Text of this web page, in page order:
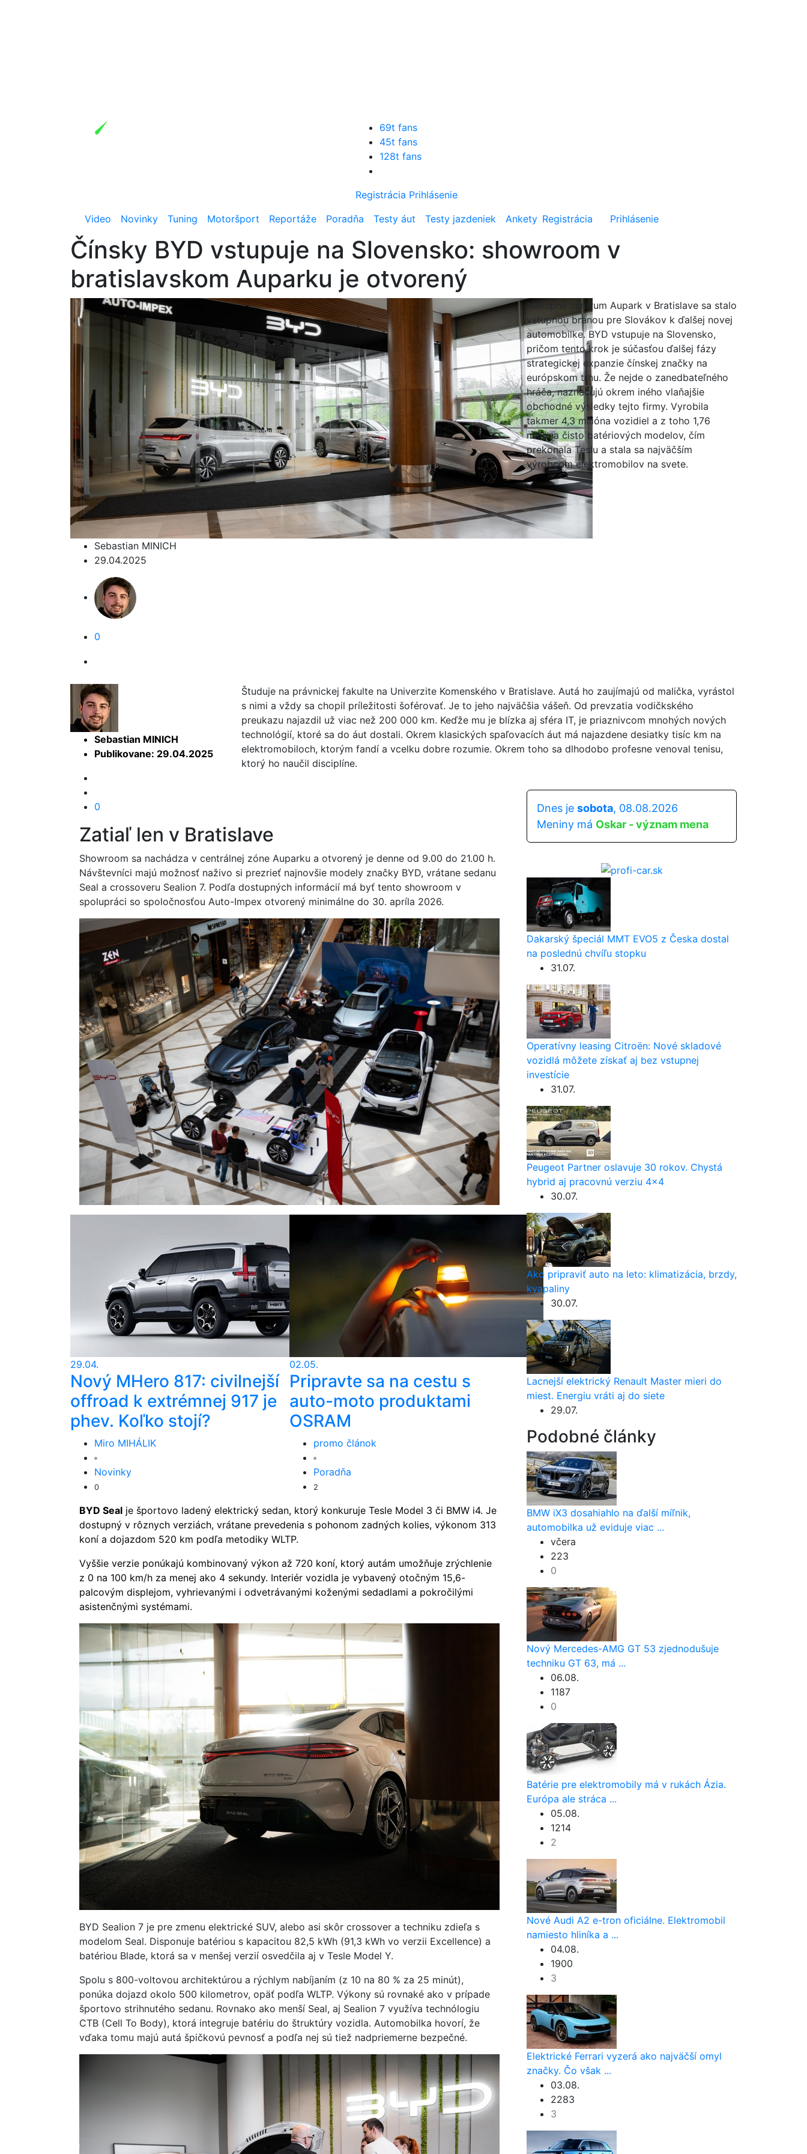
69t fans
45t fans
128t fans
Registrácia Prihlásenie
Video
Novinky Tuning Motoršport Reportáže Poradňa Testy áut Testy jazdeniek Ankety Registrácia Prihlásenie
Čínsky BYD vstupuje na Slovensko: showroom v
bratislavskom Auparku je otvorený
Sebastian MINICH
29.04.2025
0
Nákupné centrum Aupark v Bratislave sa stalo
vstupnou bránou pre Slovákov k ďalšej novej
automobilke. BYD vstupuje na Slovensko,
pričom tento krok je súčasťou ďalšej fázy
strategickej expanzie čínskej značky na
európskom trhu. Že nejde o zanedbateľného
hráča, naznačujú okrem iného vlaňajšie
obchodné výsledky tejto firmy. Vyrobila
takmer 4,3 milióna vozidiel a z toho 1,76
milióna čisto batériových modelov, čím
prekonala Teslu a stala sa najväčším
výrobcom elektromobilov na svete.
Sebastian MINICH
Publikovane: 29.04.2025
Študuje na právnickej fakulte na Univerzite Komenského v Bratislave. Autá ho zaujímajú od malička, vyrástol
s nimi a vždy sa chopil príležitosti šoférovať. Je to jeho najväčšia vášeň. Od prevzatia vodičkského
preukazu najazdil už viac než 200 000 km. Keďže mu je blízka aj sféra IT, je priaznivcom mnohých nových
technológií, ktoré sa do áut dostali. Okrem klasických spaľovacích áut má najazdene desiatky tisíc km na
elektromobiloch, ktorým fandí a vcelku dobre rozumie. Okrem toho sa dlhodobo profesne venoval tenisu,
ktorý ho naučil disciplíne.
0
Zatiaľ len v Bratislave
Showroom sa nachádza v centrálnej zóne Auparku a otvorený je denne od 9.00 do 21.00 h.
Návštevníci majú možnosť naživo si prezrieť najnovšie modely značky BYD, vrátane sedanu
Seal a crossoveru Sealion 7. Podľa dostupných informácií má byť tento showroom v
spolupráci so spoločnosťou Auto-Impex otvorený minimálne do 30. apríla 2026.
29.04.
Nový MHero 817: civilnejší
offroad k extrémnej 917 je
phev. Koľko stojí?
Miro MIHÁLIK
Novinky
0
02.05.
Pripravte sa na cestu s
auto-moto produktami
OSRAM
promo článok
Poradňa
2
BYD Seal je športovo ladený elektrický sedan, ktorý konkuruje Tesle Model 3 či BMW i4. Je
dostupný v rôznych verziách, vrátane prevedenia s pohonom zadných kolies, výkonom 313
koní a dojazdom 520 km podľa metodiky WLTP.
Vyššie verzie ponúkajú kombinovaný výkon až 720 koní, ktorý autám umožňuje zrýchlenie
z 0 na 100 km/h za menej ako 4 sekundy. Interiér vozidla je vybavený otočným 15,6-
palcovým displejom, vyhrievanými i odvetrávanými koženými sedadlami a pokročilými
asistenčnými systémami.
BYD Sealion 7 je pre zmenu elektrické SUV, alebo asi skôr crossover a techniku zdieľa s
modelom Seal. Disponuje batériou s kapacitou 82,5 kWh (91,3 kWh vo verzii Excellence) a
batériou Blade, ktorá sa v menšej verzií osvedčila aj v Tesle Model Y.
Spolu s 800-voltovou architektúrou a rýchlym nabíjaním (z 10 na 80 % za 25 minút),
ponúka dojazd okolo 500 kilometrov, opäť podľa WLTP. Výkony sú rovnaké ako v prípade
športovo strihnutého sedanu. Rovnako ako menší Seal, aj Sealion 7 využíva technólogiu
CTB (Cell To Body), ktorá integruje batériu do štruktúry vozidla. Automobilka hovorí, že
vďaka tomu majú autá špičkovú pevnosť a podľa nej sú tiež nadpriemerne bezpečné.
Dnes je sobota, 08.08.2026
Meniny má Oskar - význam mena
Dakarský špeciál MMT EVO5 z Česka dostal
na poslednú chvíľu stopku
31.07.
Operatívny leasing Citroën: Nové skladové
vozidlá môžete získať aj bez vstupnej
investície
31.07.
Peugeot Partner oslavuje 30 rokov. Chystá
hybrid aj pracovnú verziu 4×4
30.07.
Ako pripraviť auto na leto: klimatizácia, brzdy,
kvapaliny
30.07.
Lacnejší elektrický Renault Master mieri do
miest. Energiu vráti aj do siete
29.07.
Podobné články
BMW iX3 dosahiahlo na ďalší míľnik,
automobilka už eviduje viac ...
včera
223
0
Nový Mercedes-AMG GT 53 zjednodušuje
techniku GT 63, má ...
06.08.
1187
0
Batérie pre elektromobily má v rukách Ázia.
Európa ale stráca ...
05.08.
1214
2
Nové Audi A2 e-tron oficiálne. Elektromobil
namiesto hliníka a ...
04.08.
1900
3
Elektrické Ferrari vyzerá ako najväčší omyl
značky. Čo však ...
03.08.
2283
3